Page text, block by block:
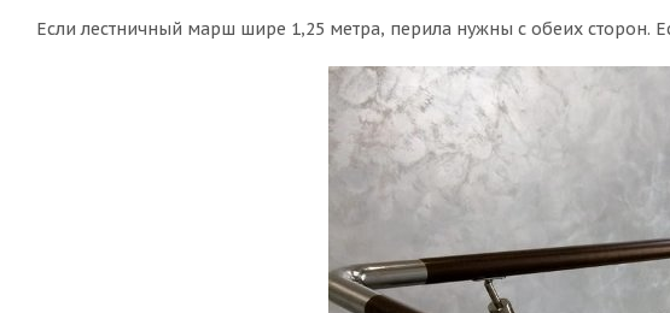
Если лестничный марш шире 1,25 метра, перила нужны с обеих сторон.